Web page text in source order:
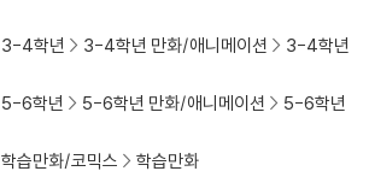
3-4학년 3-4학년 만화/애니메이션
3-4학년
5-6학년 5-6학년 만화/애니메이션
5-6학년
학습만화/코믹스 학습만화